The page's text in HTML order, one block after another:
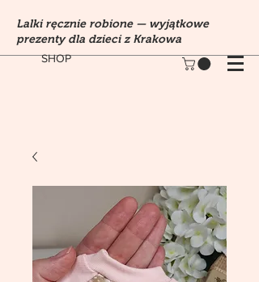
SHOP
Lalki ręcznie robione — wyjątkowe
prezenty dla dzieci z Krakowa